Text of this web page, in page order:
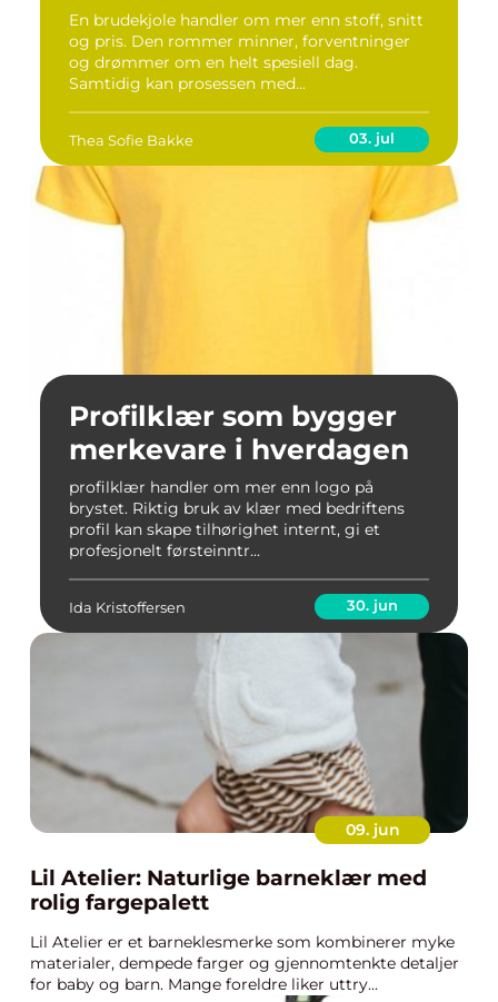
En brudekjole handler om mer enn stoff, snitt
og pris. Den rommer minner, forventninger
og drømmer om en helt spesiell dag.
Samtidig kan prosessen med...
Thea Sofie Bakke 03. jul
Profilklær som bygger
merkevare i hverdagen
profilklær handler om mer enn logo på
brystet. Riktig bruk av klær med bedriftens
profil kan skape tilhørighet internt, gi et
profesjonelt førsteinntr...
Ida Kristoffersen 30. jun
09. jun
Lil Atelier: Naturlige barneklær med
rolig fargepalett
Lil Atelier er et barneklesmerke som kombinerer myke
materialer, dempede farger og gjennomtenkte detaljer
for baby og barn. Mange foreldre liker uttry...